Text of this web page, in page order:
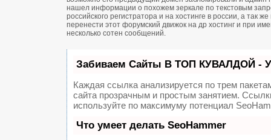
нашел информации о похожем зеркале по текстовым
российского регистратора и на хостинге в россии, а
перенести этот форумский движок на др хостинг и при
несколько сотен сообщений.
Забиваем Сайты В ТОП КУВАЛДОЙ -
Каждая ссылка анализируется по трем
сайта прозрачным и простым занятием.
используйте по максимуму потенциал
Что умеет делать SeoHammer